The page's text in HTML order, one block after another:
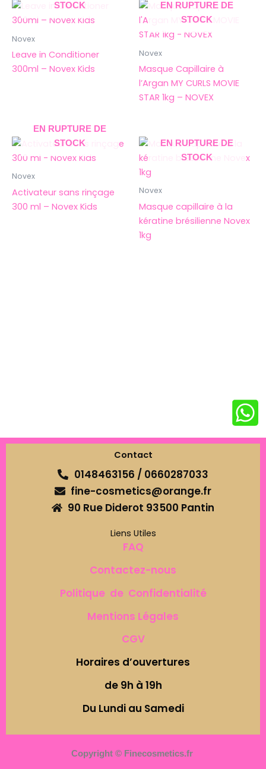
STOCK
Novex
Leave in Conditioner
300ml – Novex Kids
EN RUPTURE DE
STOCK
Novex
Masque Capillaire à
l’Argan MY CURLS MOVIE
STAR 1kg – NOVEX
EN RUPTURE DE
STOCK
Novex
Activateur sans rinçage
300 ml – Novex Kids
EN RUPTURE DE
STOCK
Novex
Masque capillaire à la
kératine brésilienne Novex
1kg
Contact
0148463156 / 0660287033
fine-cosmetics@orange.fr
90 Rue Diderot 93500 Pantin
Liens Utiles
FAQ
Contactez-nous
Politique de Confidentialité
Mentions Légales
CGV
Horaires d’ouvertures
de 9h à 19h
Du Lundi au Samedi
Copyright © Finecosmetics.fr